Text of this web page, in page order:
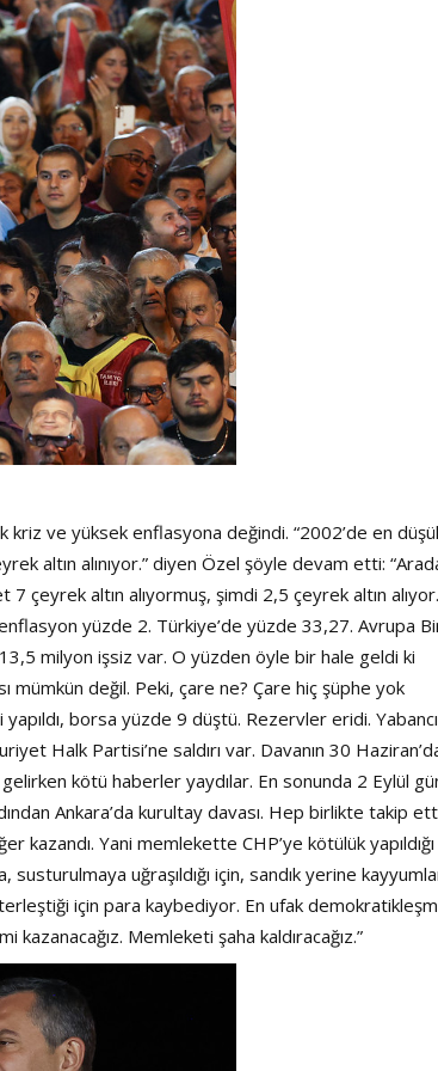
ve yüksek enflasyona değindi. “2002’de en
altın alınıyor.” diyen Özel şöyle devam etti:
çeyrek altın alıyormuş, şimdi 2,5 çeyrek altın alıyor.
yüzde 2. Türkiye’de yüzde 33,27. Avrupa
milyon işsiz var. O yüzden öyle bir hale geldi ki
değil. Peki, çare ne? Çare hiç şüphe yok
borsa yüzde 9 düştü. Rezervler eridi. Yabancı
Halk Partisi’ne saldırı var. Davanın 30
kötü haberler yaydılar. En sonunda 2 Eylül
Ankara’da kurultay davası. Hep birlikte takip
Yani memlekette CHP’ye kötülük yapıldığı
uğraşıldığı için, sandık yerine
için para kaybediyor. En ufak
Memleketi şaha kaldıracağız.”